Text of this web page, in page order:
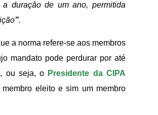
a duração de um ano, permitida
”.
a norma refere-se aos membros
mandato pode perdurar por até
ou seja, o Presidente da CIPA
eleito e sim um membro